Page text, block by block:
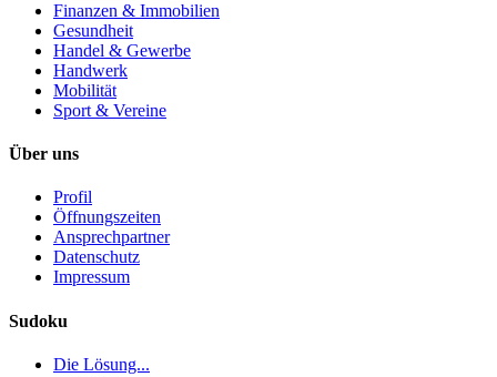
Finanzen & Immobilien
Gesundheit
Handel & Gewerbe
Handwerk
Mobilität
Sport & Vereine
Über uns
Profil
Öffnungszeiten
Ansprechpartner
Datenschutz
Impressum
Sudoku
Die Lösung...